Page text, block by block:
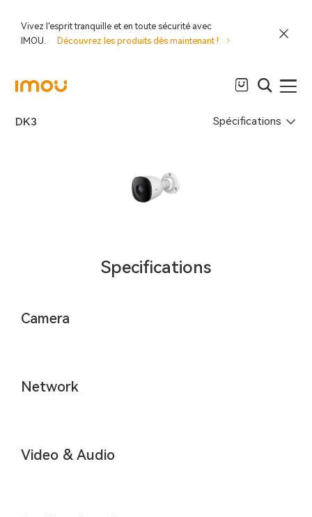
Vivez l'esprit tranquille et en toute sécurité avec
IMOU.
Découvrez les produits dès maintenant !
DK3 Spécifications
Specifications
Camera
Network
Video & Audio